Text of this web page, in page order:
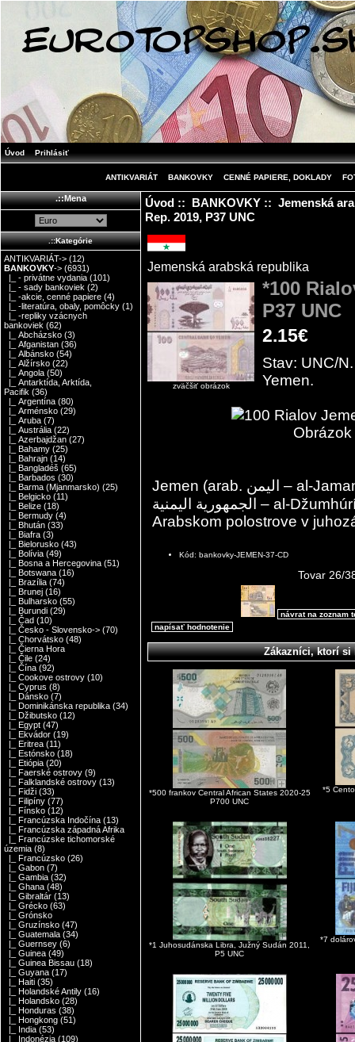
Úvod Prihlásiť
ANTIKVARIÁT BANKOVKY CENNÉ PAPIERE, DOKLADY
.::Mena
.::Kategórie
ANTIKVARIÁT-> (12)
BANKOVKY-> (6931)
|_ - privátne vydania (101)
|_ - sady bankoviek (2)
|_ -akcie, cenné papiere (4)
|_ -literatúra, obaly, pomôcky (1)
|_ -repliky vzácnych
bankoviek (62)
|_ Abcházsko (3)
|_ Afganistan (36)
|_ Albánsko (54)
|_ Alžírsko (22)
|_ Angola (50)
|_ Antarktída, Arktída,
Pacifik (36)
|_ Argentína (80)
|_ Arménsko (29)
|_ Aruba (7)
|_ Austrália (22)
|_ Azerbajdžan (27)
|_ Bahamy (25)
|_ Bahrajn (14)
|_ Bangladéš (65)
|_ Barbados (30)
|_ Barma (Mjanmarsko) (25)
|_ Belgicko (11)
|_ Belize (18)
|_ Bermudy (4)
|_ Bhután (33)
|_ Biafra (3)
|_ Bielorusko (43)
|_ Bolívia (49)
|_ Bosna a Hercegovina (51)
|_ Botswana (16)
|_ Brazília (74)
|_ Brunej (16)
|_ Bulharsko (55)
|_ Burundi (29)
|_ Čad (10)
|_ Česko - Slovensko-> (70)
|_ Chorvátsko (48)
|_ Čierna Hora
|_ Čile (24)
|_ Čína (92)
|_ Cookove ostrovy (10)
|_ Cyprus (8)
|_ Dánsko (7)
|_ Dominikánska republika (34)
|_ Džibutsko (12)
|_ Egypt (47)
|_ Ekvádor (19)
|_ Eritrea (11)
|_ Estónsko (18)
|_ Etiópia (20)
|_ Faerské ostrovy (9)
|_ Falklandské ostrovy (13)
|_ Fidži (33)
|_ Filipíny (77)
|_ Fínsko (12)
|_ Francúzska Indočína (13)
|_ Francúzska západná Afrika
|_ Francúzske tichomorské
územia (8)
|_ Francúzsko (26)
|_ Gabon (7)
|_ Gambia (32)
|_ Ghana (48)
|_ Gibraltár (13)
|_ Grécko (63)
|_ Grónsko
|_ Gruzínsko (47)
|_ Guatemala (34)
|_ Guernsey (6)
|_ Guinea (49)
|_ Guinea Bissau (18)
|_ Guyana (17)
|_ Haiti (35)
|_ Holandské Antily (16)
|_ Holandsko (28)
|_ Honduras (38)
|_ Hongkong (51)
|_ India (53)
|_ Indonézia (109)
Úvod:: BANKOVKY:: Jemenská
Rep. 2019, P37 UNC
Jemenská arabská republika
zväčšiť obrázok
*100
P37 UNC
2.15€
Stav: UNC/
Yemen.
Jemen (arab. اليمن – al-Jaman ), dlhý tvar Jemenská republika (arab.
الجمهورية اليمنية – al-Džumhúríja al-Jamaníja ), je štát ležiaci na
Arabskom polostrove v
Kód: bankovky-JEMEN-37-CD
Tovar 26/
návrat na zoznam
napísať hodnotenie
Zákazníci, ktorí si
*500 frankov Central African States 2020-25
P700 UNC
*5
*1 Juhosudánska Libra, Južný Sudán 2011,
P5 UNC
*7